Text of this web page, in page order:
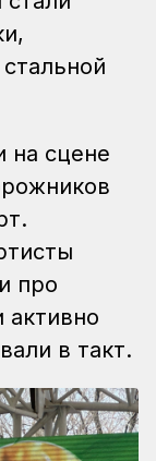
на сцене
про
в такт.